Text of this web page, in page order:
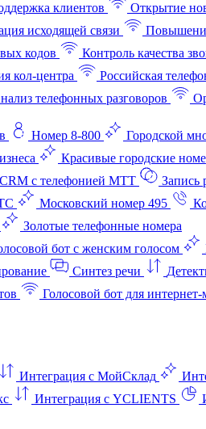
клиентов Открытие
исходящей связи
кодов Контроль качества
кол-центра Российская
телефонных разговоров
Номер 8-800 Городской
Красивые городские
с телефонией МТТ Запись
Московский номер 495
Золотые телефонные номера
бот с женским голосом
Синтез речи
Голосовой бот для
Интеграция с МойСклад
Интеграция с YCLIENTS